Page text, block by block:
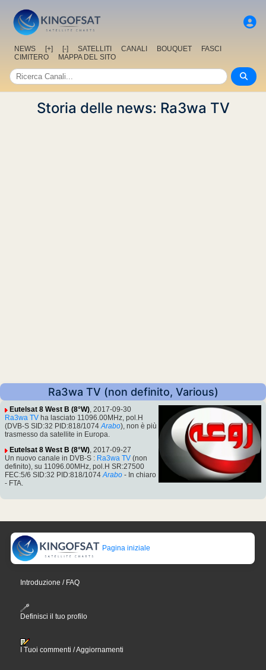
NEWS [+] [-] SATELLITI CANALI BOUQUET
FASCI
CIMITERO
MAPPA DEL SITO
Storia delle news: Ra3wa TV
Ra3wa TV (non definito, Various)
Eutelsat 8 West B (8°W), 2017-09-30
Ra3wa TV ha lasciato 11096.00MHz, pol.H
(DVB-S SID:32 PID:818/1074 Arabo), non è più
trasmesso da satellite in Europa.
Eutelsat 8 West B (8°W), 2017-09-27
Un nuovo canale in DVB-S : Ra3wa TV (non
definito), su 11096.00MHz, pol.H SR:27500
FEC:5/6 SID:32 PID:818/1074 Arabo - In chiaro
- FTA.
Pagina iniziale
Introduzione / FAQ
Definisci il tuo profilo
I Tuoi commenti / Aggiornamenti